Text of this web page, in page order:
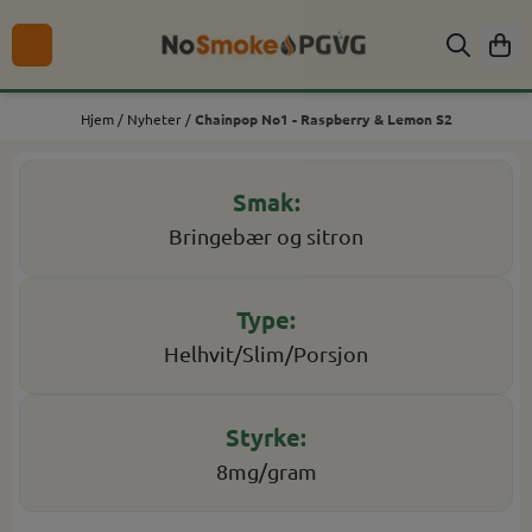
Hopp til innhold
Hjem / Nyheter /Chainpop No1 - Raspberry & Lemon S2
Bringebær og sitron
Helhvit/Slim/Porsjon
8mg/gram